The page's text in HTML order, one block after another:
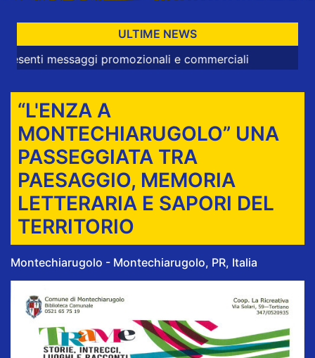
ULTIME NEWS
promozionali e commerciali
“L'ENZA A
MONTECHIARUGOLO” UNA
PASSEGGIATA TRA
PAESAGGIO, MEMORIA
LETTERARIA E SAPORI DEL
TERRITORIO
Montechiarugolo - Montechiarugolo, PR, Italia